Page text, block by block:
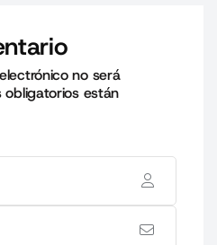
no será
obligatorios están